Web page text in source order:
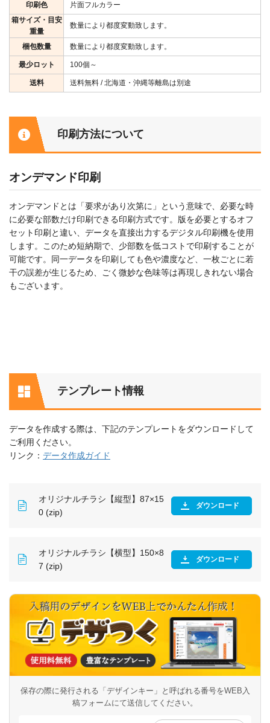
印刷色
片面フルカラー
箱サイズ・目安
重量
数量により都度変動致します。
梱包数量 数量により都度変動致します。
最少ロット 100個～
送料 送料無料 / 北海道・沖縄等離島は別途
印刷方法について
オンデマンド印刷
オンデマンドとは「要求があり次第に」という意味で、必要な時
に必要な部数だけ印刷できる印刷方式です。版を必要とするオフ
セット印刷と違い、データを直接出力するデジタル印刷機を使用
します。このため短納期で、少部数を低コストで印刷することが
可能です。同一データを印刷しても色や濃度など、一枚ごとに若
干の誤差が生じるため、ごく微妙な色味等は再現しきれない場合
もございます。
テンプレート情報
データを作成する際は、下記のテンプレートをダウンロードして
ご利用ください。
リンク： データ作成ガイド
オリジナルチラシ【縦型】87×15
0 (zip)
ダウンロード
オリジナルチラシ【横型】150×8
7 (zip)
ダウンロード
保存の際に発行される「デザインキー」と呼ばれる番号をWEB入
稿フォームにて送信してください。